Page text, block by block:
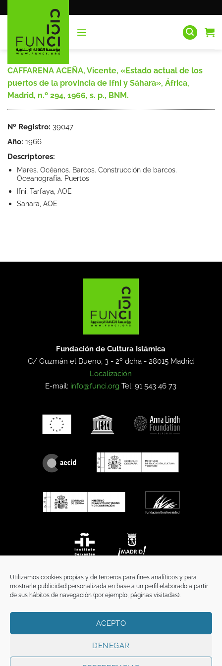
Utilizamos cookies propias y de terceros para fines analíticos y para
mostrarle publicidad personalizada en base a un perfil elaborado a partir
de sus hábitos de navegación (por ejemplo, páginas visitadas).
ACEPTO
DENEGAR
al
CAFFARENA ACEÑA, Vicente, «Estado actual de los
puertos de la provincia de Ifni y Sáhara», África,
Madrid, n.º 294, 1966, s. p., BNM.
Nº Registro: 39047
Año: 1966
Descriptores:
Mares. Océanos. Barcos. Construcción de barcos.
Oceanografía. Puertos
Ifni, Tarfaya, AOE
Sahara, AOE
Fundación de Cultura Islámica
C/ Guzmán el Bueno, 3 - 2º dcha -28015 Madrid
Localización
E-mail: info@funci.org Tel: 91 543 46 73
TÉRMINOS Y CONDICIONES
Copyright 2026 ©FunciFUNCI es titular de los derechos de propiedad